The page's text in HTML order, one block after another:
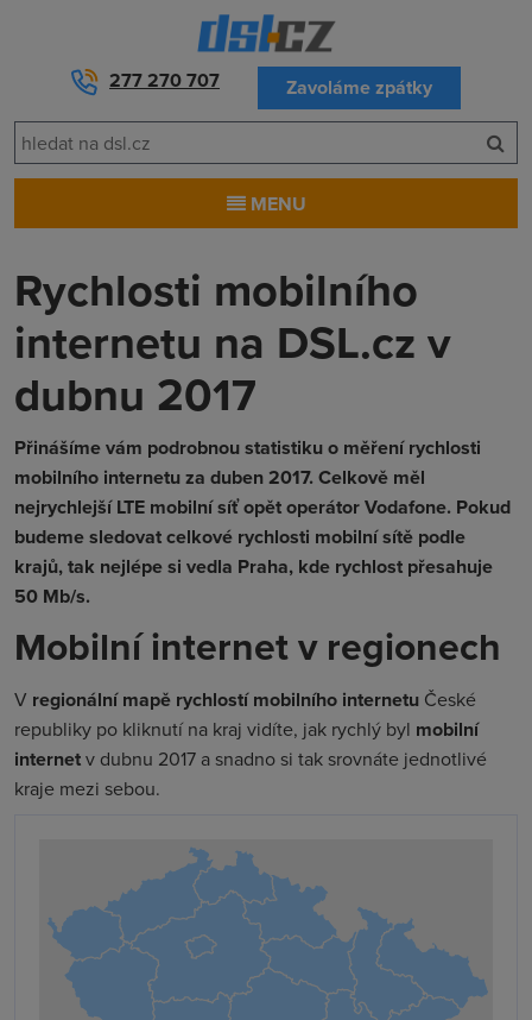
277 270 707 Zavoláme zpátky
MENU
Rychlosti mobilního
internetu na DSL.cz v
dubnu 2017
Přinášíme vám podrobnou statistiku o měření rychlosti
mobilního internetu za duben 2017. Celkově měl
nejrychlejší LTE mobilní síť opět operátor Vodafone. Pokud
budeme sledovat celkové rychlosti mobilní sítě podle
krajů, tak nejlépe si vedla Praha, kde rychlost přesahuje
50 Mb/s.
Mobilní internet v regionech
V regionální mapě rychlostí mobilního internetu České
republiky po kliknutí na kraj vidíte, jak rychlý byl mobilní
internetv dubnu 2017 a snadno si tak srovnáte jednotlivé
kraje mezi sebou.